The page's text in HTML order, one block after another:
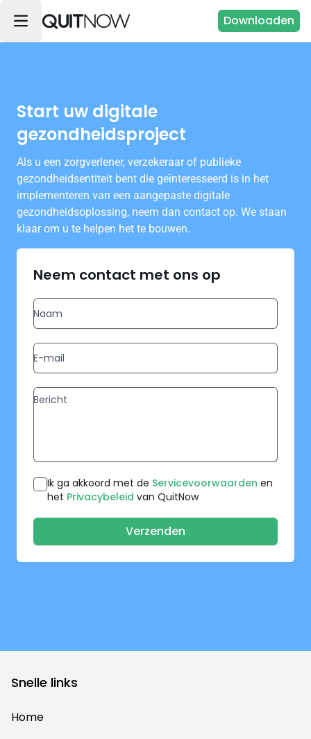
Downloaden
Start uw digitale
gezondheidsproject
Als u een zorgverlener, verzekeraar of publieke
gezondheidsentiteit bent die geïnteresseerd is in het
implementeren van een aangepaste digitale
gezondheidsoplossing, neem dan contact op. We staan
klaar om u te helpen het te bouwen.
Neem contact met ons op
Ik ga akkoord met de Servicevoorwaarden en
het Privacybeleid van QuitNow
Verzenden
Snelle links
Home